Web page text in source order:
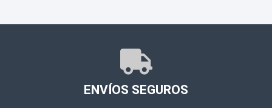
ENVÍOS SEGUROS